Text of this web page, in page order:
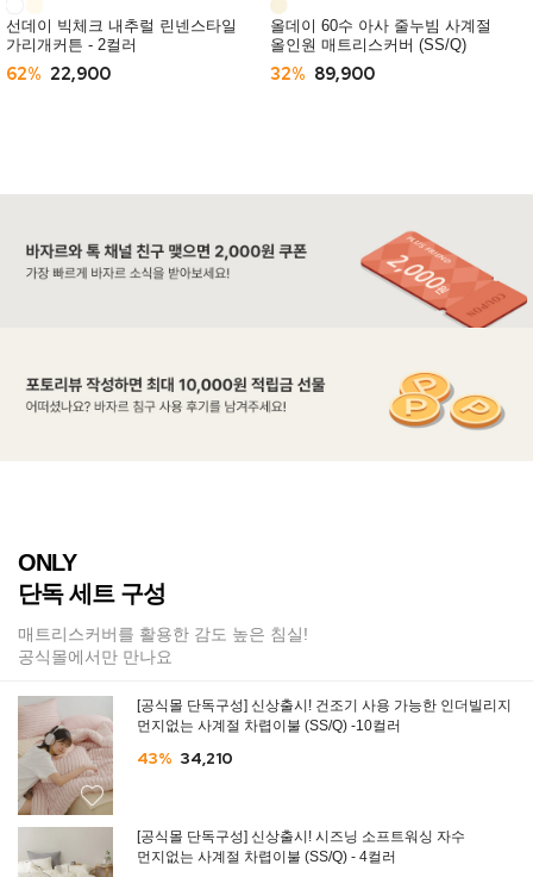
선데이 빅체크 내추럴 린넨스타일
가리개커튼 - 2컬러
62% 22,900
올데이 60수 아사 줄누빔 사계절
올인원 매트리스커버 (SS/Q)
32% 89,900
ONLY
단독 세트 구성
매트리스커버를 활용한 감도 높은 침실!
공식몰에서만 만나요
[공식몰 단독구성] 신상출시! 건조기 사용 가능한 인더빌리지
먼지없는 사계절 차렵이불 (SS/Q) -10컬러
43% 34,210
[공식몰 단독구성] 신상출시! 시즈닝 소프트워싱 자수
먼지없는 사계절 차렵이불 (SS/Q) - 4컬러